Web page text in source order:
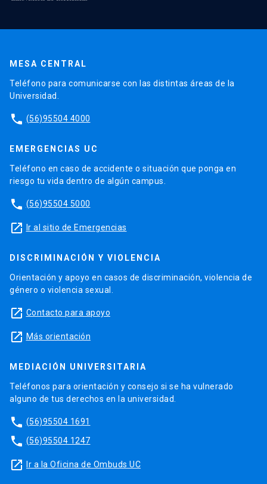
MESA CENTRAL
Teléfono para comunicarse con las distintas áreas de la
Universidad.
phone (56)95504 4000
EMERGENCIAS UC
Teléfono en caso de accidente o situación que ponga en
riesgo tu vida dentro de algún campus.
phone (56)95504 5000
launch Ir al sitio de Emergencias
DISCRIMINACIÓN Y VIOLENCIA
Orientación y apoyo en casos de discriminación, violencia de
género o violencia sexual.
launch Contacto para apoyo
launch Más orientación
MEDIACIÓN UNIVERSITARIA
Teléfonos para orientación y consejo si se ha vulnerado
alguno de tus derechos en la universidad.
phone (56)95504 1691
phone (56)95504 1247
launch Ir a la Oficina de Ombuds UC